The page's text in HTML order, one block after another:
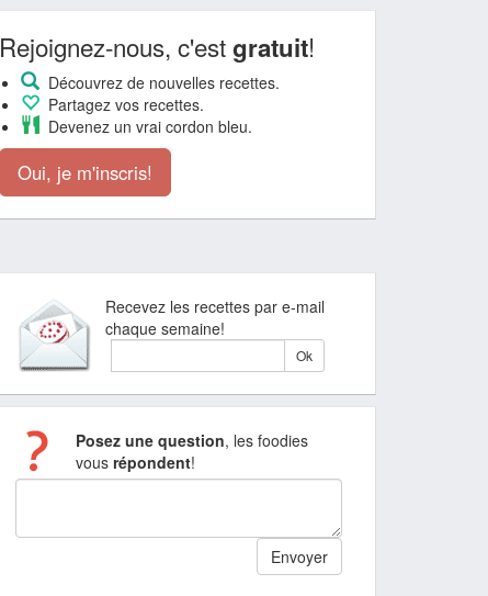
Rejoignez-nous, c'estgratuit!
Découvrez de nouvelles recettes.
Partagez vos recettes.
Devenez un vrai cordon bleu.
Oui, je m'inscris!
Recevez les recettes par e-mail
chaque semaine!
Posez une question, les foodies
vous répondent!